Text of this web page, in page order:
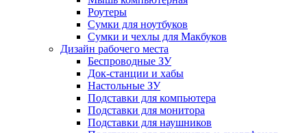
Роутеры
Сумки для ноутбуков
Сумки и чехлы для Макбуков
Дизайн рабочего места
Беспроводные ЗУ
Док-станции и хабы
Настольные ЗУ
Подставки для компьютера
Подставки для монитора
Подставки для наушников